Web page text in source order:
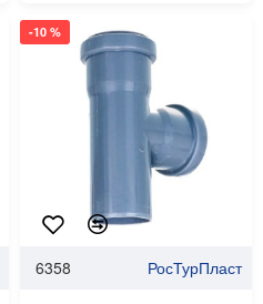
-10 %
6358 РосТурПласт